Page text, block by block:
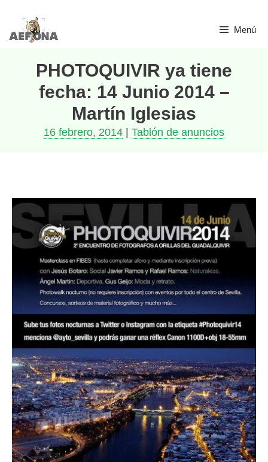
Saltar
Menú
PHOTOQUIVIR ya tiene
fecha: 14 Junio 2014 –
Martín Iglesias
16 febrero, 2014 Tablón de anuncios